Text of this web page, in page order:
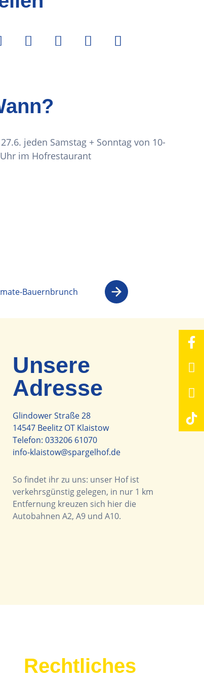
jeden Samstag + Sonntag von 10-
im Hofrestaurant
Unsere
Adresse
Glindower Straße 28
14547 Beelitz OT Klaistow
Telefon: 033206 61070
info-klaistow@spargelhof.de
So findet ihr zu uns: unser Hof ist
verkehrsgünstig gelegen, in nur 1 km
Entfernung kreuzen sich hier die
Autobahnen A2, A9 und A10.
Rechtliches